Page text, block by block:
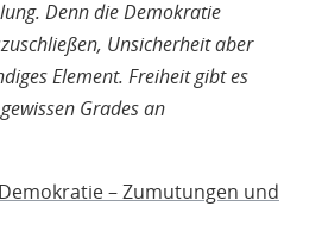
Denn die Demokratie
Unsicherheit aber
Element. Freiheit gibt es
Grades an
– Zumutungen und